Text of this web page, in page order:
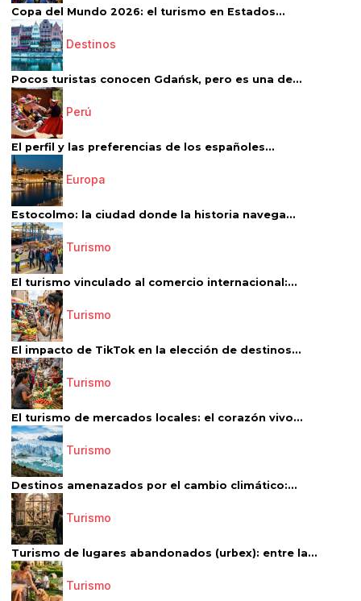
Copa del Mundo 2026: el turismo en Estados...
Destinos
Pocos turistas conocen Gdańsk, pero es una de...
Perú
El perfil y las preferencias de los españoles...
Europa
Estocolmo: la ciudad donde la historia navega...
Turismo
El turismo vinculado al comercio internacional:...
Turismo
El impacto de TikTok en la elección de destinos...
Turismo
El turismo de mercados locales: el corazón vivo...
Turismo
Destinos amenazados por el cambio climático:...
Turismo
Turismo de lugares abandonados (urbex): entre la...
Turismo